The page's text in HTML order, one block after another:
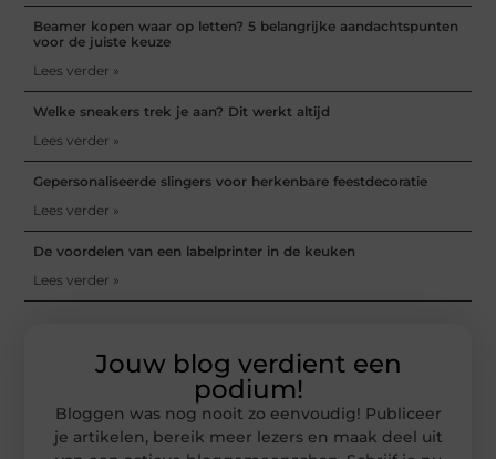
Beamer kopen waar op letten? 5 belangrijke aandachtspunten
voor de juiste keuze
Lees verder »
Welke sneakers trek je aan? Dit werkt altijd
Lees verder »
Gepersonaliseerde slingers voor herkenbare feestdecoratie
Lees verder »
De voordelen van een labelprinter in de keuken
Lees verder »
Jouw blog verdient een
podium!
Bloggen was nog nooit zo eenvoudig! Publiceer
je artikelen, bereik meer lezers en maak deel uit